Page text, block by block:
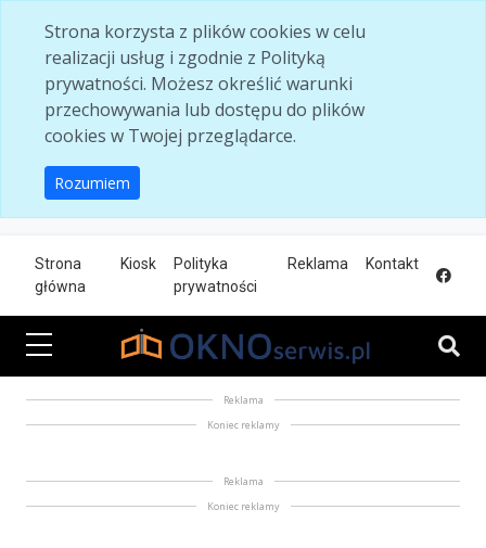
Strona korzysta z plików cookies w celu
realizacji usług i zgodnie z Polityką
prywatności. Możesz określić warunki
przechowywania lub dostępu do plików
cookies w Twojej przeglądarce.
Rozumiem
Strona
główna
Kiosk
Polityka
prywatności
Reklama Kontakt
Reklama
Koniec reklamy
Reklama
Koniec reklamy